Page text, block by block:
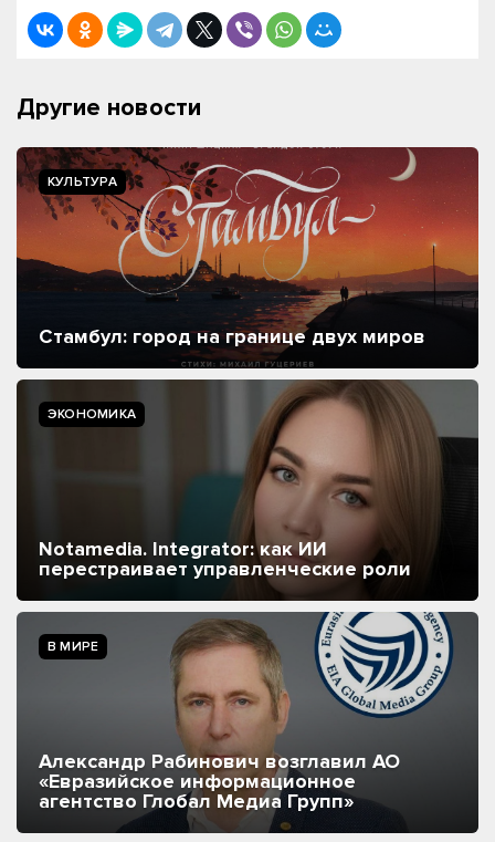
Другие новости
КУЛЬТУРА
Стамбул: город на границе двух миров
ЭКОНОМИКА
Notamedia. Integrator: как ИИ
перестраивает управленческие роли
В МИРЕ
Александр Рабинович возглавил АО
«Евразийское информационное
агентство Глобал Медиа Групп»